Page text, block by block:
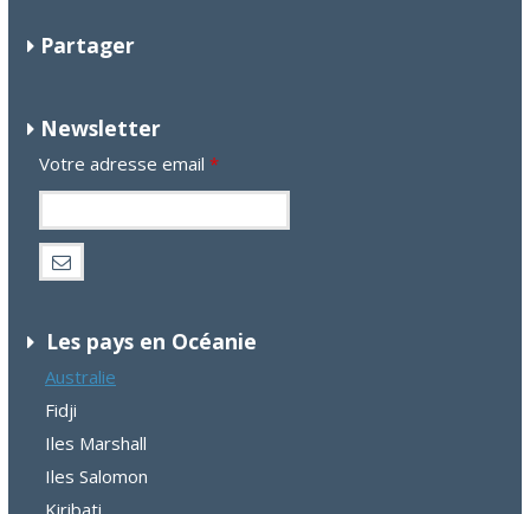
Partager
Newsletter
Votre adresse email *
Les pays en Océanie
Australie
Fidji
Iles Marshall
Iles Salomon
Kiribati